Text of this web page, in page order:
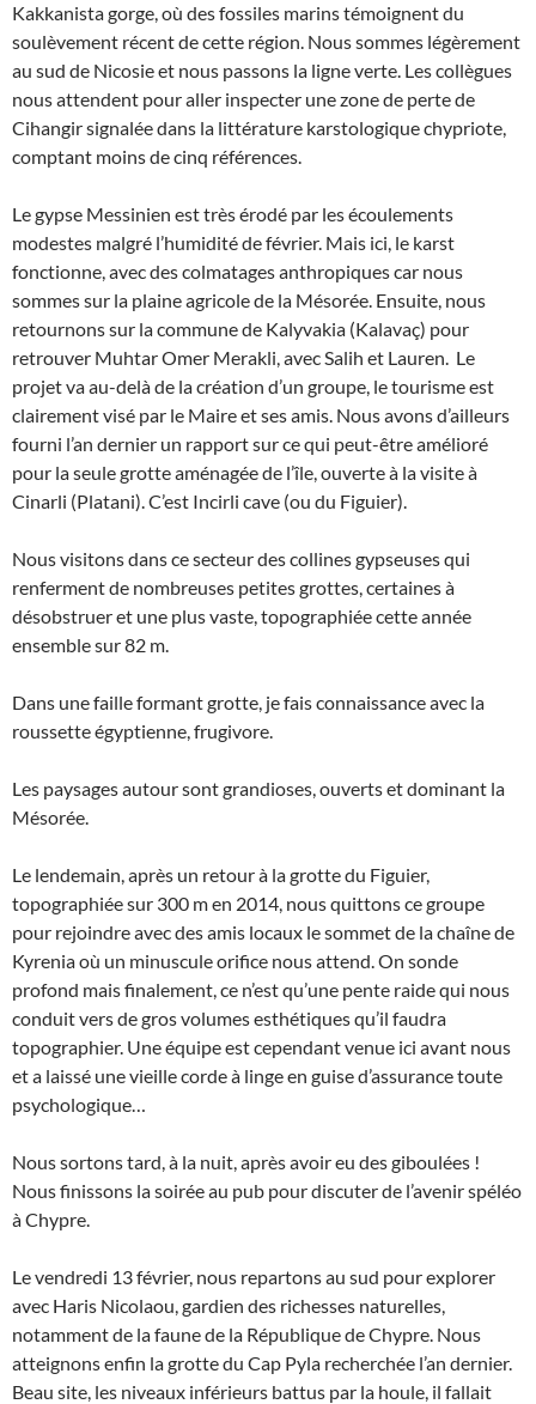
Kakkanista gorge, où des fossiles marins témoignent du
soulèvement récent de cette région. Nous sommes légèrement
au sud de Nicosie et nous passons la ligne verte. Les collègues
nous attendent pour aller inspecter une zone de perte de
Cihangir signalée dans la littérature karstologique chypriote,
comptant moins de cinq références.
Le gypse Messinien est très érodé par les écoulements
modestes malgré l’humidité de février. Mais ici, le karst
fonctionne, avec des colmatages anthropiques car nous
sommes sur la plaine agricole de la Mésorée. Ensuite, nous
retournons sur la commune de Kalyvakia (Kalavaç) pour
retrouver Muhtar Omer Merakli, avec Salih et Lauren. Le
projet va au-delà de la création d’un groupe, le tourisme est
clairement visé par le Maire et ses amis. Nous avons d’ailleurs
fourni l’an dernier un rapport sur ce qui peut-être amélioré
pour la seule grotte aménagée de l’île, ouverte à la visite à
Cinarli (Platani). C’est Incirli cave (ou du Figuier).
Nous visitons dans ce secteur des collines gypseuses qui
renferment de nombreuses petites grottes, certaines à
désobstruer et une plus vaste, topographiée cette année
ensemble sur 82 m.
Dans une faille formant grotte, je fais connaissance avec la
roussette égyptienne, frugivore.
Les paysages autour sont grandioses, ouverts et dominant la
Mésorée.
Le lendemain, après un retour à la grotte du Figuier,
topographiée sur 300 m en 2014, nous quittons ce groupe
pour rejoindre avec des amis locaux le sommet de la chaîne de
Kyrenia où un minuscule orifice nous attend. On sonde
profond mais finalement, ce n’est qu’une pente raide qui nous
conduit vers de gros volumes esthétiques qu’il faudra
topographier. Une équipe est cependant venue ici avant nous
et a laissé une vieille corde à linge en guise d’assurance toute
psychologique…
Nous sortons tard, à la nuit, après avoir eu des giboulées !
Nous finissons la soirée au pub pour discuter de l’avenir spéléo
à Chypre.
Le vendredi 13 février, nous repartons au sud pour explorer
avec Haris Nicolaou, gardien des richesses naturelles,
notamment de la faune de la République de Chypre. Nous
atteignons enfin la grotte du Cap Pyla recherchée l’an dernier.
Beau site, les niveaux inférieurs battus par la houle, il fallait